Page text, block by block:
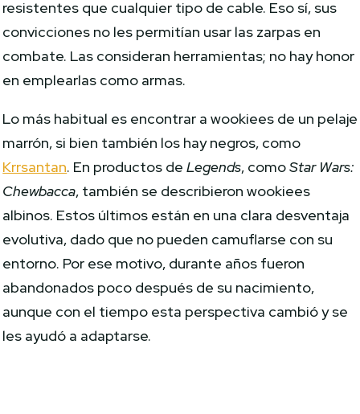
resistentes que cualquier tipo de cable. Eso sí, sus
convicciones no les permitían usar las zarpas en
combate. Las consideran herramientas; no hay honor
en emplearlas como armas.
Lo más habitual es encontrar a wookiees de un pelaje
marrón, si bien también los hay negros, como
Krrsantan. En productos deLegends, comoStar Wars:
Chewbacca, también se describieron wookiees
albinos. Estos últimos están en una clara desventaja
evolutiva, dado que no pueden camuflarse con su
entorno. Por ese motivo, durante años fueron
abandonados poco después de su nacimiento,
aunque con el tiempo esta perspectiva cambió y se
les ayudó a adaptarse.